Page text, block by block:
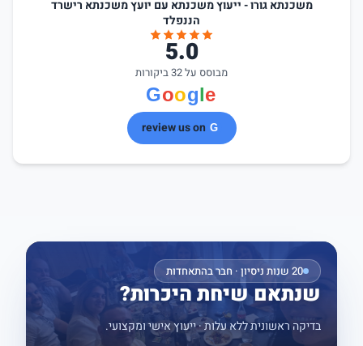
משכנתא גורו - ייעוץ משכנתא עם יועץ משכנתא רישרד
הננפלד
5.0
מבוסס על 32 ביקורות
review us on
20 שנות ניסיון · חבר בהתאחדות
שנתאם שיחת היכרות?
בדיקה ראשונית ללא עלות · ייעוץ אישי ומקצועי.